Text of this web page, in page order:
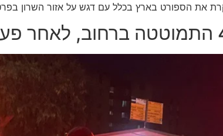
את הספורט בארץ בכלל עם דגש על אזור השרון